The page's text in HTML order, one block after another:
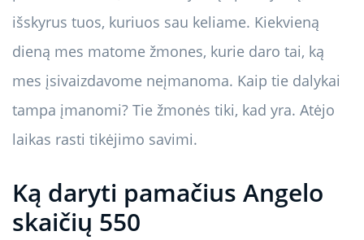
išskyrus tuos, kuriuos sau keliame. Kiekvieną
dieną mes matome žmones, kurie daro tai, ką
mes įsivaizdavome neįmanoma. Kaip tie dalykai
tampa įmanomi? Tie žmonės tiki, kad yra. Atėjo
laikas rasti tikėjimo savimi.
Ką daryti pamačius Angelo
skaičių 550